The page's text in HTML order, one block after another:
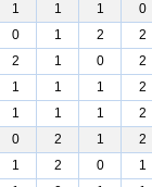
1 1 1
0
0 1 2
2
2 1 0
2
1 1 1
2
1 1 1
2
0 2 1
2
1 2 0
1